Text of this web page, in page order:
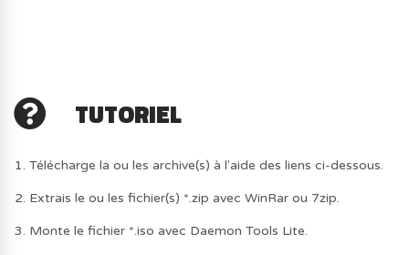
TUTORIEL
1. Télécharge la ou les archive(s) à l'aide des liens ci-dessous.
2. Extrais le ou les fichier(s) *.zip avec WinRar ou 7zip.
3. Monte le fichier *.iso avec Daemon Tools Lite.